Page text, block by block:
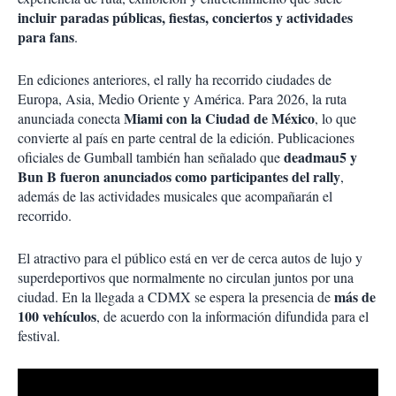
incluir paradas públicas, fiestas, conciertos y actividades
para fans.
En ediciones anteriores, el rally ha recorrido ciudades de
Europa, Asia, Medio Oriente y América. Para 2026, la ruta
anunciada conecta Miami con la Ciudad de México, lo que
convierte al país en parte central de la edición. Publicaciones
oficiales de Gumball también han señalado quedeadmau5 y
Bun B fueron anunciados como participantes del rally,
además de las actividades musicales que acompañarán el
recorrido.
El atractivo para el público está en ver de cerca autos de lujo y
superdeportivos que normalmente no circulan juntos por una
ciudad. En la llegada a CDMX se espera la presencia demás de
100 vehículos, de acuerdo con la información difundida para el
festival.